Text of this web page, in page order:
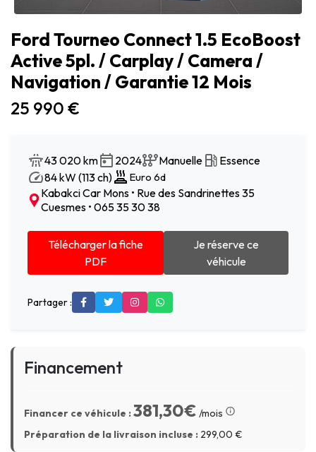
Ford Tourneo Connect 1.5 EcoBoost
Active 5pl. / Carplay / Camera /
Navigation / Garantie 12 Mois
25 990 €
43 020 km 2024 Manuelle
Essence
84 kW (113 ch)
Euro 6d
Kabakci Car Mons • Rue des Sandrinettes 35
Cuesmes • 065 35 30 38
Télécharger la fiche
PDF
Je réserve ce
véhicule
Partager :
Financement
Financer ce véhicule :381,30€ /mois
Préparation de la livraison incluse : 299,00 €